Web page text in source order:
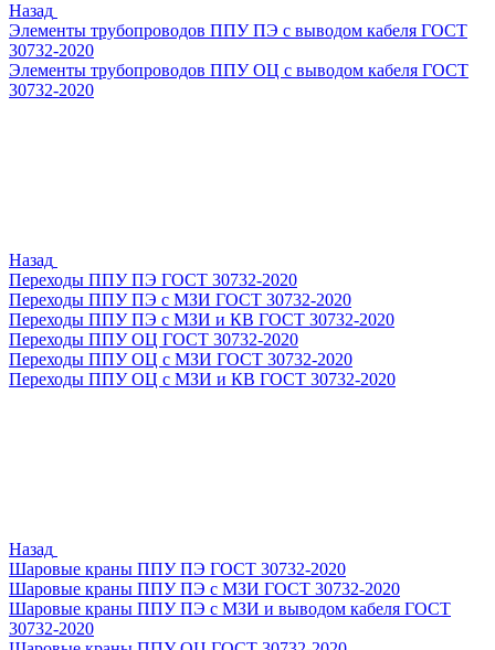
Назад
Элементы трубопроводов ППУ ПЭ с выводом кабеля ГОСТ
30732-2020
Элементы трубопроводов ППУ ОЦ с выводом кабеля ГОСТ
30732-2020
Назад
Переходы ППУ ПЭ ГОСТ 30732-2020
Переходы ППУ ПЭ с МЗИ ГОСТ 30732-2020
Переходы ППУ ПЭ с МЗИ и КВ ГОСТ 30732-2020
Переходы ППУ ОЦ ГОСТ 30732-2020
Переходы ППУ ОЦ с МЗИ ГОСТ 30732-2020
Переходы ППУ ОЦ с МЗИ и КВ ГОСТ 30732-2020
Назад
Шаровые краны ППУ ПЭ ГОСТ 30732-2020
Шаровые краны ППУ ПЭ с МЗИ ГОСТ 30732-2020
Шаровые краны ППУ ПЭ с МЗИ и выводом кабеля ГОСТ
30732-2020